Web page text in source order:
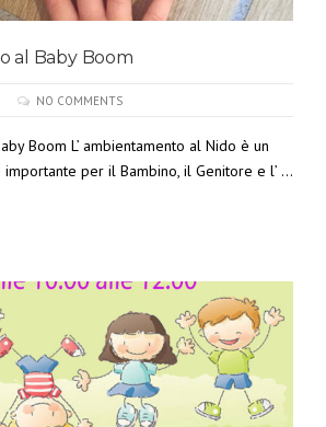
al Baby Boom
NO COMMENTS
Boom L’ ambientamento al Nido è un
per il Bambino, il Genitore e l’ ...